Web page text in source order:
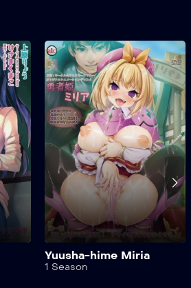
Yuusha-hime Miria
1 Season